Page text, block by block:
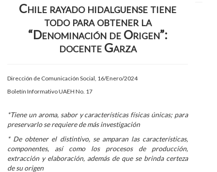
Patronato
Plataforma Garza
Publicaciones en línea
Alumnado
Personal
Alumni
Visitantes
Chile rayado hidalguense tiene
todo para obtener la
“Denominación de Origen”:
docente Garza
Dirección de Comunicación Social, 16/Enero/2024
Boletín Informativo UAEH No. 17
*Tiene un aroma, sabor y características físicas únicas; para
preservarlo se requiere de más investigación
* De obtener el distintivo, se amparan las características,
componentes, así como los procesos de producción,
extracción y elaboración, además de que se brinda certeza
de su origen